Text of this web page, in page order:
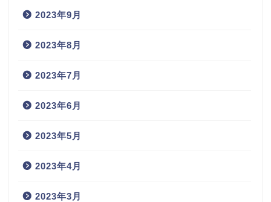
2023年9月
2023年8月
2023年7月
2023年6月
2023年5月
2023年4月
2023年3月